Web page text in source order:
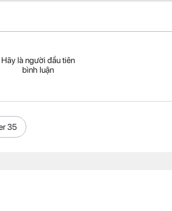
Hãy là người đầu tiên
bình luận
35